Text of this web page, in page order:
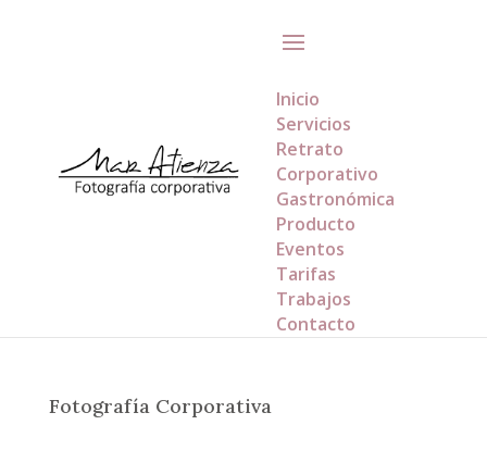
Inicio
Servicios
Retrato
Corporativo
Gastronómica
Producto
Eventos
Tarifas
Trabajos
Contacto
Fotografía Corporativa